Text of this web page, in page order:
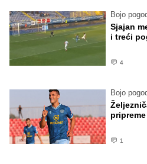
Bojo
Sjajan
i treći
4
Bojo
1